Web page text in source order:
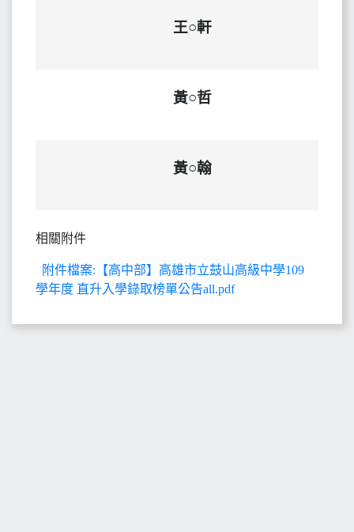
王○軒
黃○哲
黃○翰
相關附件
附件檔案:【高中部】高雄市立鼓山高級中學109
學年度 直升入學錄取榜單公告all.pdf